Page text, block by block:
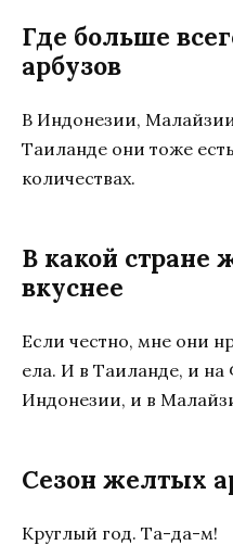
Где больше
арбузов
В Индонезии,
Таиланде они тоже
количествах.
В какой стране
вкуснее
Если честно, мне они
ела. И в Таиланде, и
Индонезии, и в
Сезон желтых
Круглый год. Та-да-м!